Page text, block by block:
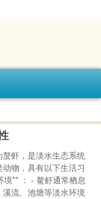
虾，是淡水生态系统
物，具有以下生活习
境** ： - 鳌虾通常栖息
流、池塘等淡水环境